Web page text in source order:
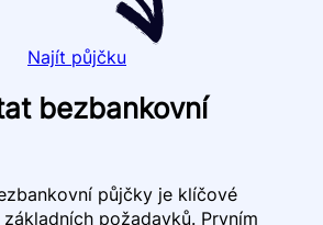
Najít půjčku
bezbankovní
půjčky je klíčové
požadavků. Prvním